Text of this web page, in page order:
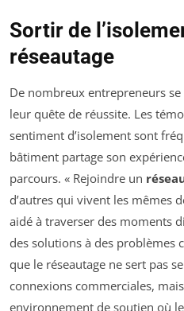
Sortir de
réseautage
De nombreux entrepreneurs
leur quête de réussite. Les
sentiment d’isolement sont
bâtiment partage son
parcours. « Rejoindre un
d’autres qui vivent les mêmes
aidé à traverser des moments
des solutions à des problèmes
que le réseautage ne sert pas
connexions commerciales,
environnement de soutien où